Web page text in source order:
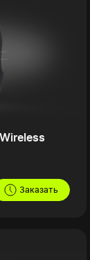
Заказать